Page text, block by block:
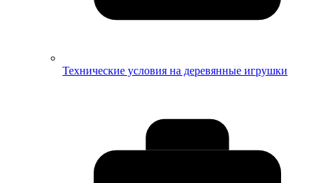
Технические условия на деревянные игрушки